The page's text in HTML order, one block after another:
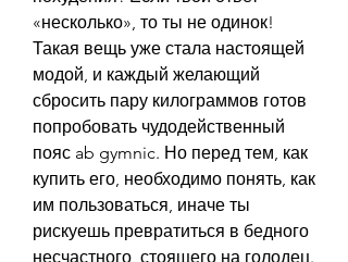
«несколько», то ты не одинок!
Такая вещь уже стала настоящей
модой, и каждый желающий
сбросить пару килограммов готов
попробовать чудодейственный
пояс ab gymnic. Но перед тем, как
купить его, необходимо понять, как
им пользоваться, иначе ты
рискуешь превратиться в бедного
несчастного, стоящего на голодец.